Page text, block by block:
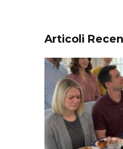
Articoli